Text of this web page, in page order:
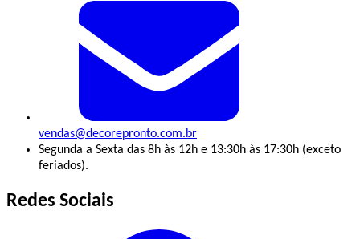
vendas@decorepronto.com.br
Segunda a Sexta das 8h às 12h e 13:30h às 17:30h (exceto
feriados).
Redes Sociais